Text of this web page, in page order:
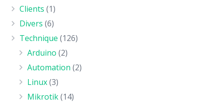
Clients (1)
Divers (6)
Technique (126)
Arduino (2)
Automation (2)
Linux(3)
Mikrotik(14)